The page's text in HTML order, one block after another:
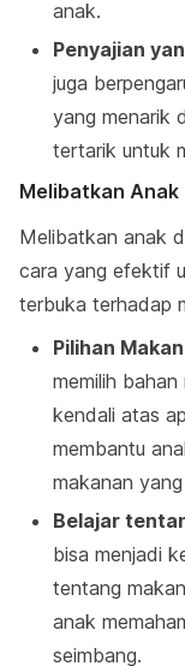
anak.
Penyajian
juga
yang menarik
tertarik untuk
Melibatkan Anak
Melibatkan anak
cara yang efektif
terbuka terhadap
Pilihan
memilih
kendali atas
membantu
makanan
Belajar
bisa menjadi
tentang
anak
seimbang.